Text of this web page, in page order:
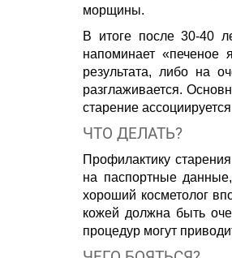
морщины.
В итоге после 30-40
напоминает «печеное
результата, либо на
разглаживается.
старение
ЧТО ДЕЛАТЬ?
Профилактику
на паспортные
хороший косметолог
кожей должна быть
процедур могут